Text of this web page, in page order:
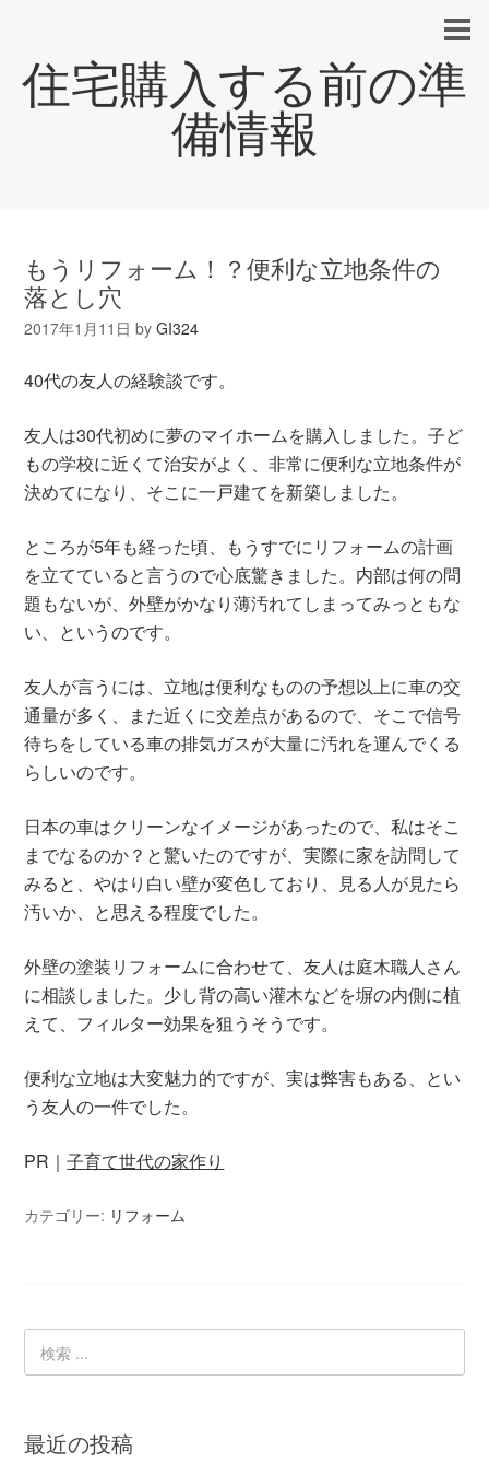
住宅購入する前の準
備情報
もうリフォーム！？便利な立地条件の
落とし穴
2017年1月11日 byGI324
40代の友人の経験談です。
友人は30代初めに夢のマイホームを購入しました。子ど
もの学校に近くて治安がよく、非常に便利な立地条件が
決めてになり、そこに一戸建てを新築しました。
ところが5年も経った頃、もうすでにリフォームの計画
を立てていると言うので心底驚きました。内部は何の問
題もないが、外壁がかなり薄汚れてしまってみっともな
い、というのです。
友人が言うには、立地は便利なものの予想以上に車の交
通量が多く、また近くに交差点があるので、そこで信号
待ちをしている車の排気ガスが大量に汚れを運んでくる
らしいのです。
日本の車はクリーンなイメージがあったので、私はそこ
までなるのか？と驚いたのですが、実際に家を訪問して
みると、やはり白い壁が変色しており、見る人が見たら
汚いか、と思える程度でした。
外壁の塗装リフォームに合わせて、友人は庭木職人さん
に相談しました。少し背の高い灌木などを塀の内側に植
えて、フィルター効果を狙うそうです。
便利な立地は大変魅力的ですが、実は弊害もある、とい
う友人の一件でした。
PR｜子育て世代の家作り
カテゴリー: リフォーム
最近の投稿